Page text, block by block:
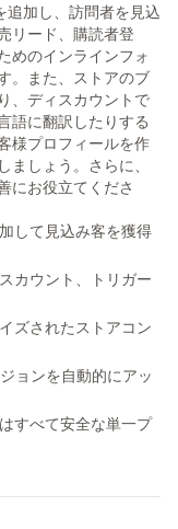
加し、訪問者を見込
リード、購読者登
めのインラインフォ
。また、ストアのブ
、ディスカウントで
語に翻訳したりする
様プロフィールを作
しょう。さらに、
にお役立てくださ
して見込み客を獲得
カウント、トリガー
ズされたストアコン
ョンを自動的にアッ
すべて安全な単一プ